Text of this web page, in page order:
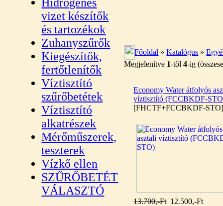
vizet készítők
és tartozékok
Zuhanyszűrők
Kiegészítők,
fertőtlenítők
Víztisztító
szűrőbetétek
Víztisztító
alkatrészek
Mérőműszerek,
teszterek
Vízkő ellen
SZŰRŐBETÉT
VÁLASZTÓ
Főoldal »Katalógus »
Megjelenítve 1-től4-ig
Economy Water átfolyós
víztisztító (FCCBKDF-
[FHCTF+FCCBKDF-
13.700,-Ft 12.500,-Ft